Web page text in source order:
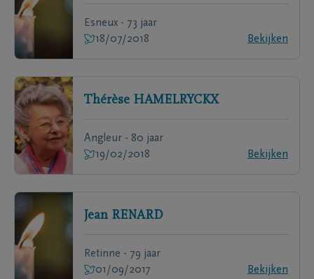
Esneux - 73 jaar
18/07/2018
Bekijken
Thérèse HAMELRYCKX
Angleur - 80 jaar
19/02/2018
Bekijken
Jean RENARD
Retinne - 79 jaar
01/09/2017
Bekijken